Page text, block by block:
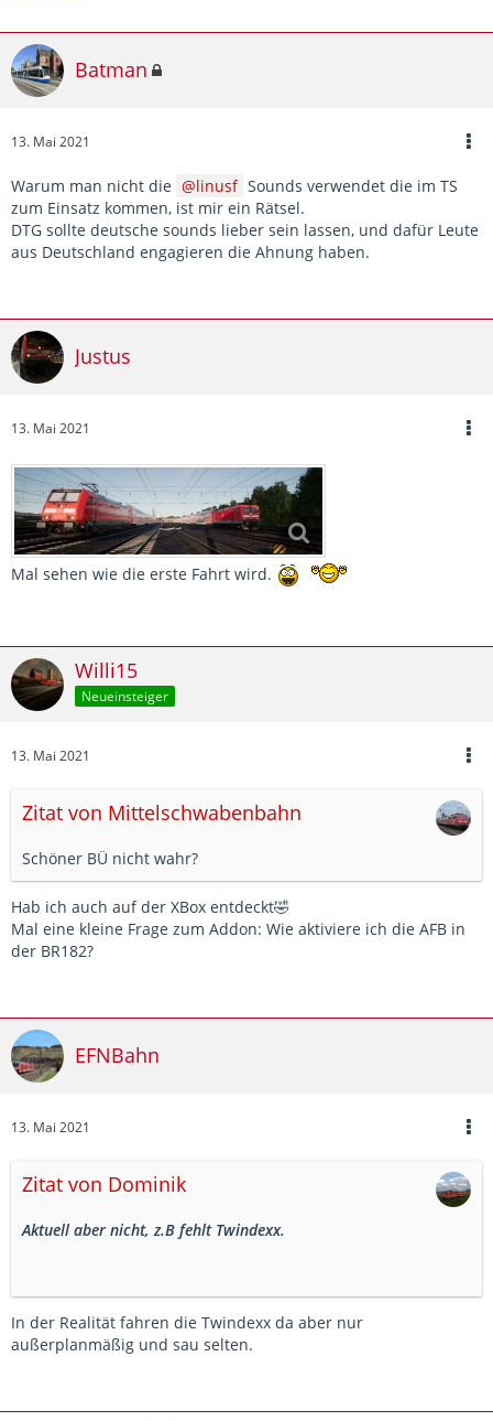
Batman
13. Mai 2021
Warum man nicht die linusf Sounds verwendet die im TS
zum Einsatz kommen, ist mir ein Rätsel.
DTG sollte deutsche sounds lieber sein lassen, und dafür Leute
aus Deutschland engagieren die Ahnung haben.
Justus
13. Mai 2021
Mal sehen wie die erste Fahrt wird.
Willi15
Neueinsteiger
13. Mai 2021
Zitat von Mittelschwabenbahn
Schöner BÜ nicht wahr?
Hab ich auch auf der XBox entdeckt🤣
Mal eine kleine Frage zum Addon: Wie aktiviere ich die AFB in
der BR182?
EFNBahn
13. Mai 2021
Zitat von Dominik
Aktuell aber nicht, z.B fehlt Twindexx.
In der Realität fahren die Twindexx da aber nur
außerplanmäßig und sau selten.